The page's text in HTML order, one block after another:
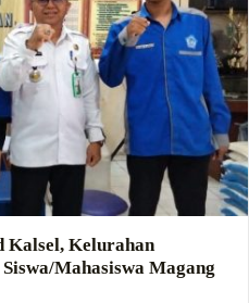
Kalsel, Kelurahan
Mahasiswa Magang